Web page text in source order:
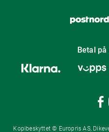
Betal
Kopibeskyttet © Europris AS,